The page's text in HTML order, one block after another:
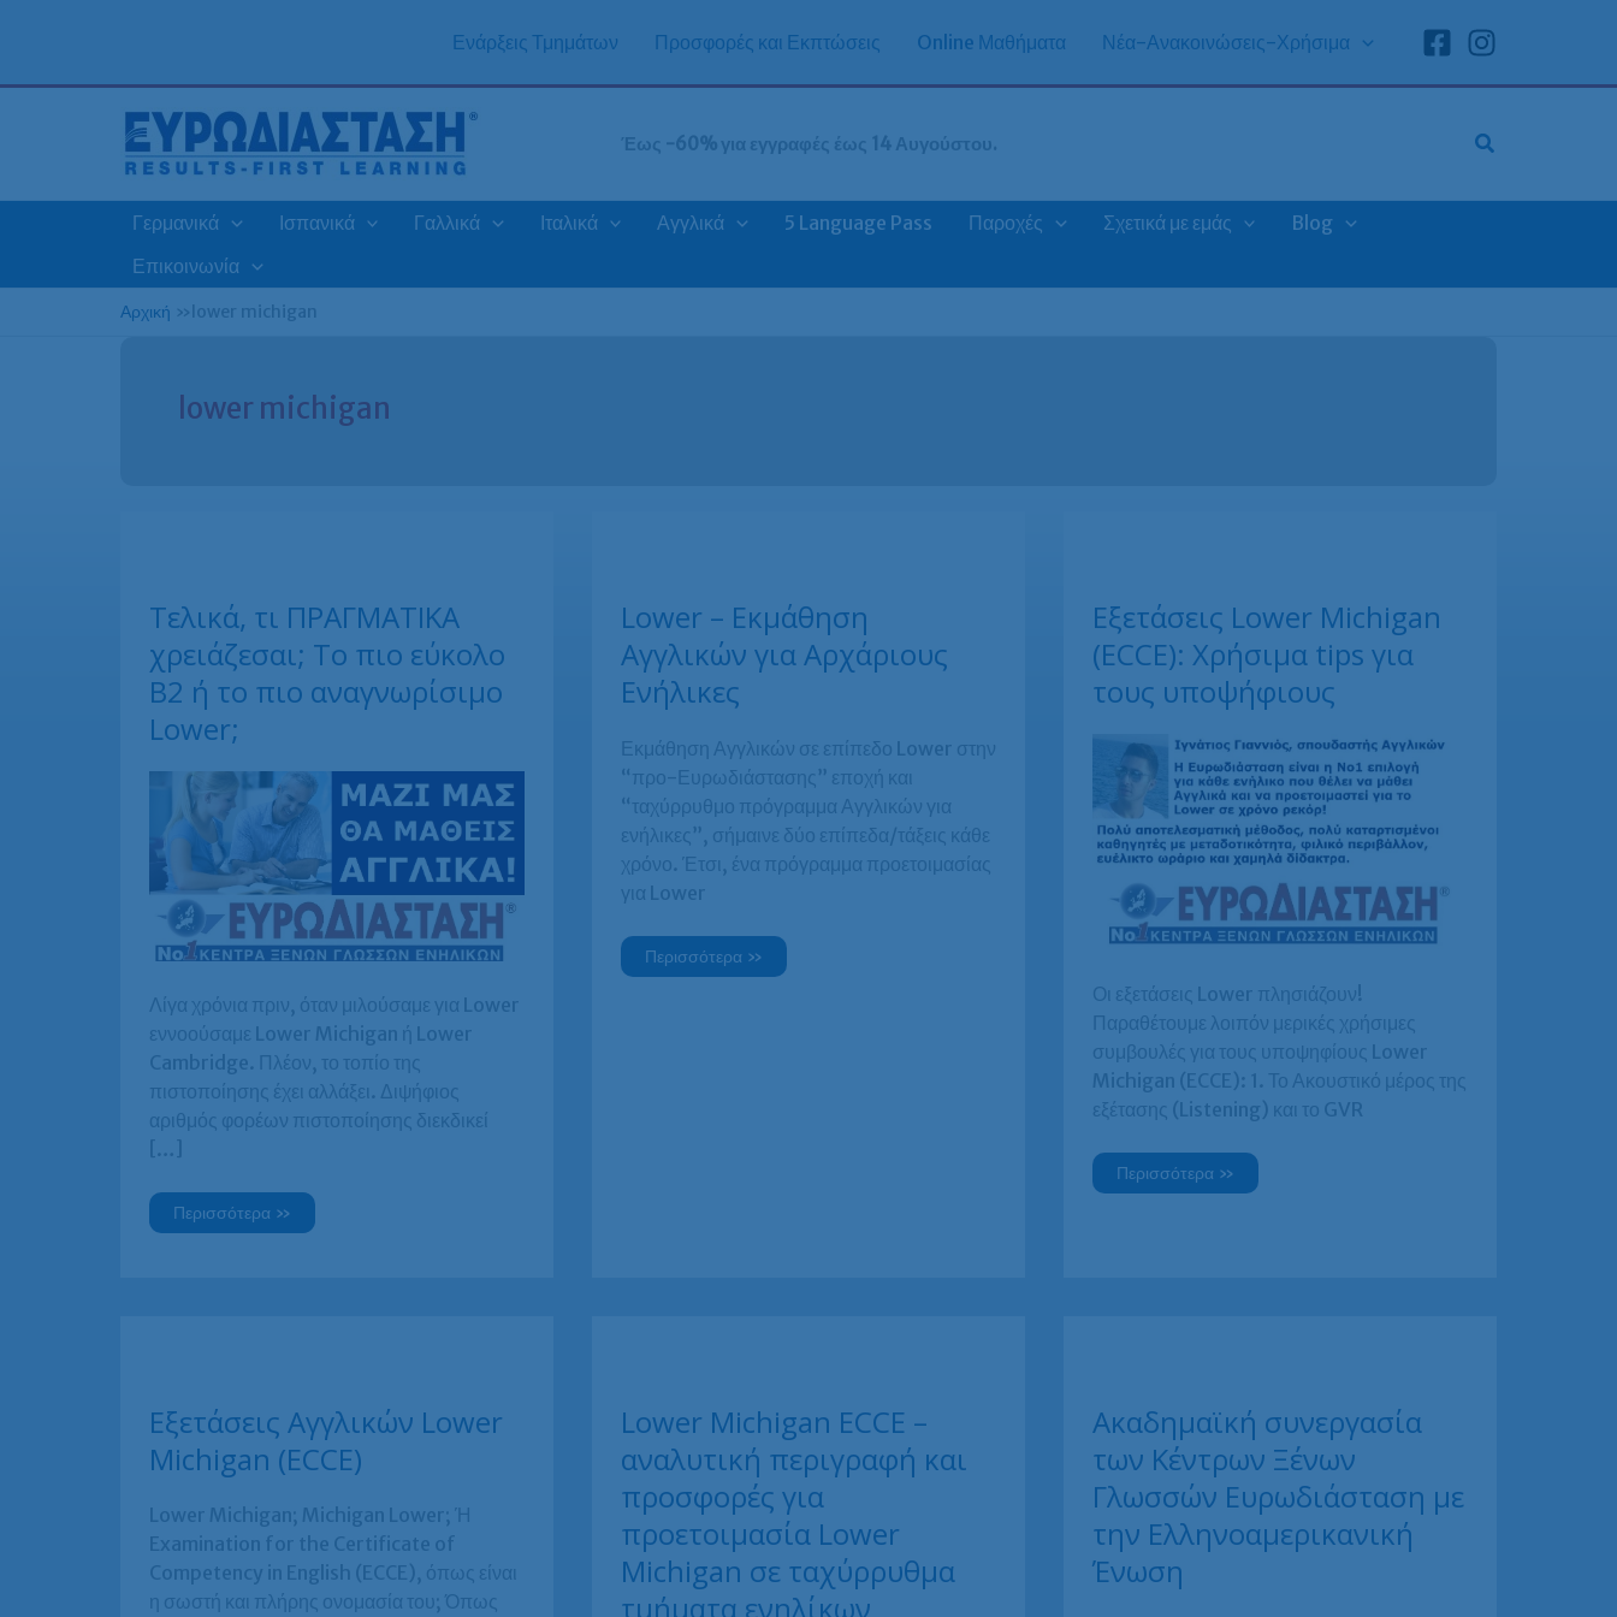
Ενάρξεις Τμημάτων Προσφορές και Εκπτώσεις Online Μαθήματα Νέα-Ανακοινώσεις-Χρήσιμα
Έως -60% για εγγραφές έως 14 Αυγούστου.
Γερμανικά Ισπανικά Γαλλικά Ιταλικά Αγγλικά 5 Language Pass Παροχές Σχετικά με εμάς
Blog
Επικοινωνία
Αρχική »lower michigan
lower michigan
Τελικά, τι ΠΡΑΓΜΑΤΙΚΑ
χρειάζεσαι; Το πιο εύκολο
B2 ή το πιο αναγνωρίσιμο
Lower;
Λίγα χρόνια πριν, όταν μιλούσαμε για Lower
εννοούσαμε Lower Michigan ή Lower
Cambridge. Πλέον, το τοπίο της
πιστοποίησης έχει αλλάξει. Διψήφιος
αριθμός φορέων πιστοποίησης διεκδικεί
[…]
Τελικά,
τι
Lower;
Περισσότερα »
Lower – Εκμάθηση
Αγγλικών για Αρχάριους
Ενήλικες
Εκμάθηση Αγγλικών σε επίπεδο Lower στην
“προ-Ευρωδιάστασης” εποχή και
“ταχύρρυθμο πρόγραμμα Αγγλικών για
ενήλικες”, σήμαινε δύο επίπεδα/τάξεις κάθε
χρόνο. Έτσι, ένα πρόγραμμα προετοιμασίας
για Lower
Lower
Περισσότερα »
Εξετάσεις Lower Michigan
(ECCE): Χρήσιμα tips για
τους υποψήφιους
Οι εξετάσεις Lower πλησιάζουν!
Παραθέτουμε λοιπόν μερικές χρήσιμες
συμβουλές για τους υποψηφίους Lower
Michigan (ECCE): 1. Το Ακουστικό μέρος της
εξέτασης (Listening) και το GVR
Εξετάσεις
Lower
Περισσότερα »
Εξετάσεις Αγγλικών Lower
Michigan (ECCE)
Lower Michigan; Michigan Lower; Ή
Examination for the Certificate of
Competency in English (ECCE), όπως είναι
η σωστή και πλήρης ονομασία του; Όπως
Lower Michigan ECCE –
αναλυτική περιγραφή και
προσφορές για
προετοιμασία Lower
Michigan σε ταχύρρυθμα
τμήματα ενηλίκων
Ακαδημαϊκή συνεργασία
των Κέντρων Ξένων
Γλωσσών Ευρωδιάσταση με
την Ελληνοαμερικανική
Ένωση